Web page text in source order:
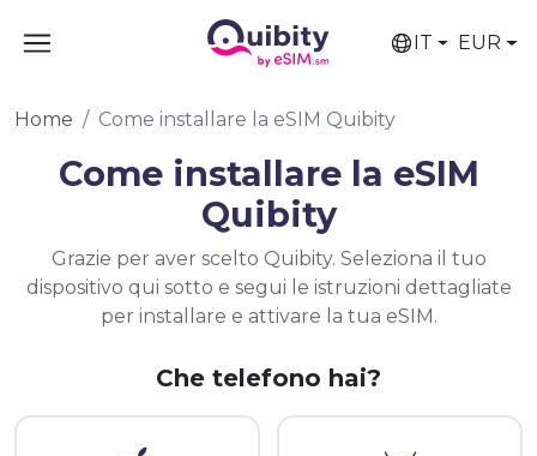
IT EUR
Home Come installare la eSIM Quibity
Come installare la eSIM
Quibity
Grazie per aver scelto Quibity. Seleziona il tuo
dispositivo qui sotto e segui le istruzioni dettagliate
per installare e attivare la tua eSIM.
Che telefono hai?